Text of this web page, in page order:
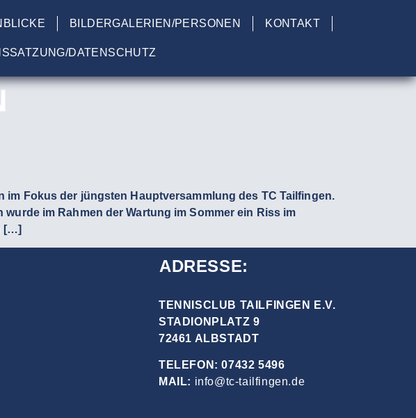
BILDERGALERIEN/PERSONEN KONTAKT
DATENSCHUTZ
Fokus der jüngsten Hauptversammlung des TC Tailfingen.
im Rahmen der Wartung im Sommer ein Riss im
[…]
ADRESSE:
TENNISCLUB TAILFINGEN E.V.
STADIONPLATZ 9
72461 ALBSTADT
TELEFON: 07432 5496
MAIL: info@tc-tailfingen.de